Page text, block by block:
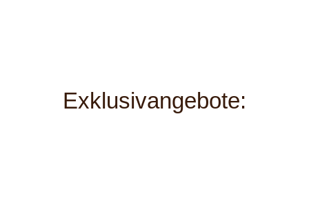
Exklusivangebote: